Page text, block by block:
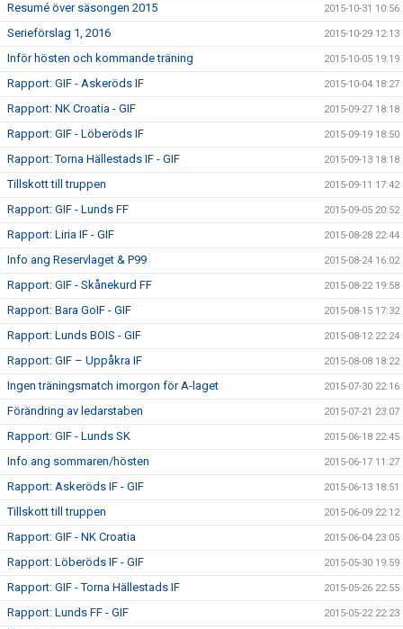
Resumé över säsongen 2015 2015-10-31 10:56
Serieförslag 1, 2016 2015-10-29 12:13
Inför hösten och kommande träning 2015-10-05 19:19
Rapport: GIF - Askeröds IF 2015-10-04 18:27
Rapport: NK Croatia - GIF 2015-09-27 18:18
Rapport: GIF - Löberöds IF 2015-09-19 18:50
Rapport: Torna Hällestads IF - GIF 2015-09-13 18:18
Tillskott till truppen 2015-09-11 17:42
Rapport: GIF - Lunds FF 2015-09-05 20:52
Rapport: Liria IF - GIF 2015-08-28 22:44
Info ang Reservlaget & P99 2015-08-24 16:02
Rapport: GIF - Skånekurd FF 2015-08-22 19:58
Rapport: Bara GoIF - GIF 2015-08-15 17:32
Rapport: Lunds BOIS - GIF 2015-08-12 22:24
Rapport: GIF – Uppåkra IF 2015-08-08 18:22
Ingen träningsmatch imorgon för A-laget 2015-07-30 22:16
Förändring av ledarstaben 2015-07-21 23:07
Rapport: GIF - Lunds SK 2015-06-18 22:45
Info ang sommaren/hösten 2015-06-17 11:27
Rapport: Askeröds IF - GIF 2015-06-13 18:51
Tillskott till truppen 2015-06-09 22:12
Rapport: GIF - NK Croatia 2015-06-04 23:05
Rapport: Löberöds IF - GIF 2015-05-30 19:59
Rapport: GIF - Torna Hällestads IF 2015-05-26 22:55
Rapport: Lunds FF - GIF 2015-05-22 22:23